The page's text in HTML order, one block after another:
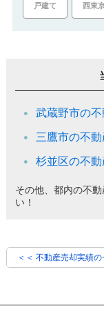
戸建て 西東
武蔵野市の
三鷹市の不
杉並区の不
その他、都内の不
い！
＜＜ 不動産売却実績